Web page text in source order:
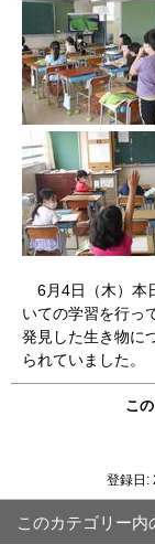
6月4日（木）本
いての学習を行っ
発見した生き物に
られていました。
こ
登録日:
このカテゴリー内